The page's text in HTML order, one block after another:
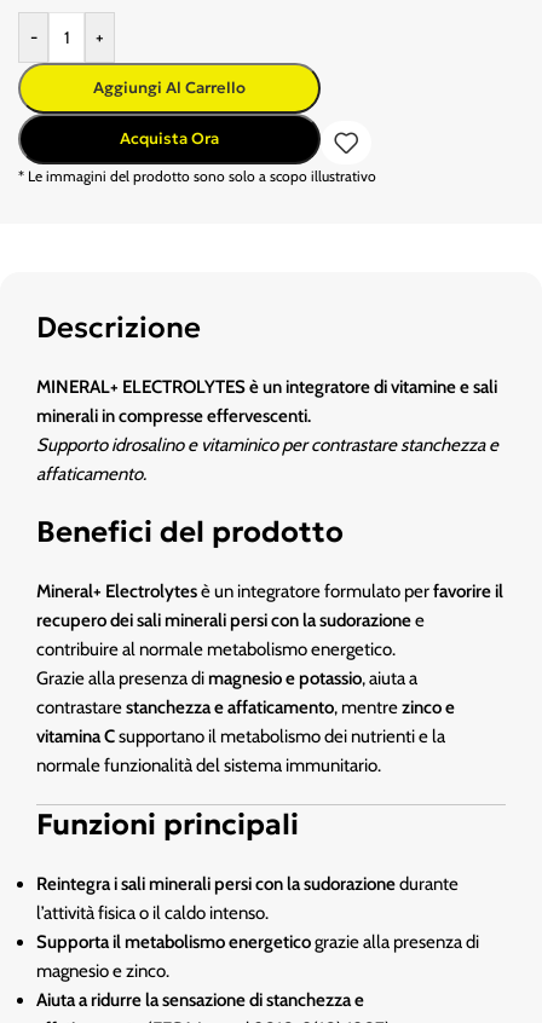
- +
Aggiungi Al Carrello
Acquista Ora
* Le immagini del prodotto sono solo a scopo illustrativo
Descrizione
MINERAL+ ELECTROLYTES è un integratore di vitamine e sali
minerali in compresse effervescenti.
Supporto idrosalino e vitaminico per contrastare stanchezza e
affaticamento.
Benefici del prodotto
Mineral+ Electrolytesè un integratore formulato perfavorire il
recupero dei sali minerali persi con la sudorazionee
contribuire al normale metabolismo energetico.
Grazie alla presenza dimagnesio e potassio, aiuta a
contrastarestanchezza e affaticamento, mentrezinco e
vitamina Csupportano il metabolismo dei nutrienti e la
normale funzionalità del sistema immunitario.
Funzioni principali
Reintegra i sali minerali persi con la sudorazionedurante
l’attività fisica o il caldo intenso.
Supporta il metabolismo energeticograzie alla presenza di
magnesio e zinco.
Aiuta a ridurre la sensazione di stanchezza e